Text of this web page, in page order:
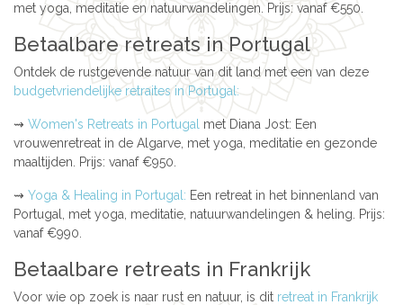
met yoga, meditatie en natuurwandelingen. Prijs: vanaf €550.
Betaalbare retreats in Portugal
Ontdek de rustgevende natuur van dit land met een van deze
budgetvriendelijke retraites in Portugal:
⇝ Women's Retreats in Portugal
met Diana Jost: Een
vrouwenretreat in de Algarve, met yoga, meditatie en gezonde
maaltijden. Prijs: vanaf €950.
⇝ Yoga & Healing in Portugal: Een retreat in het binnenland van
Portugal, met yoga, meditatie, natuurwandelingen & heling. Prijs:
vanaf €990.
Betaalbare retreats in Frankrijk
Voor wie op zoek is naar rust en natuur, is dit retreat in Frankrijk